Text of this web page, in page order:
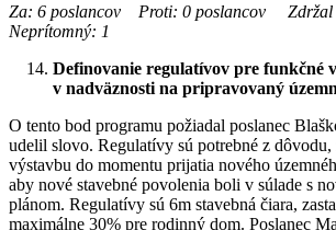
Za: 6 poslancov Proti: 0 poslancov
Neprítomný: 1
Definovanie regulatívov pre funkčné
v nadväznosti na pripravovaný
O tento bod programu požiadal poslanec
udelil slovo. Regulatívy sú potrebné z
výstavbu do momentu prijatia nového
aby nové stavebné povolenia boli v súlade s
plánom. Regulatívy sú 6m stavebná čiara,
maximálne 30% pre rodinný dom. Poslanec